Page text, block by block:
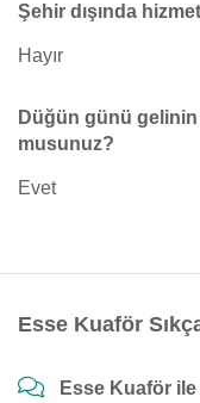
Şehir dışında
Hayır
Düğün günü gelinin
musunuz?
Evet
Esse Kuaför
Esse Kuaför